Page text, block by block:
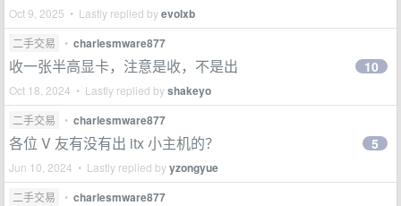
Oct 9, 2025 • Lastly replied byevolxb
二手交易 • charlesmware877
收一张半高显卡，注意是收，不是出
Oct 18, 2024 • Lastly replied byshakeyo
10
二手交易 • charlesmware877
各位 V 友有没有出 itx 小主机的？
Jun 10, 2024 • Lastly replied byyzongyue
5
二手交易 • charlesmware877